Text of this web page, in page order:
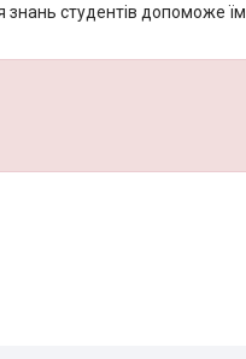
знань студентів допоможе їм